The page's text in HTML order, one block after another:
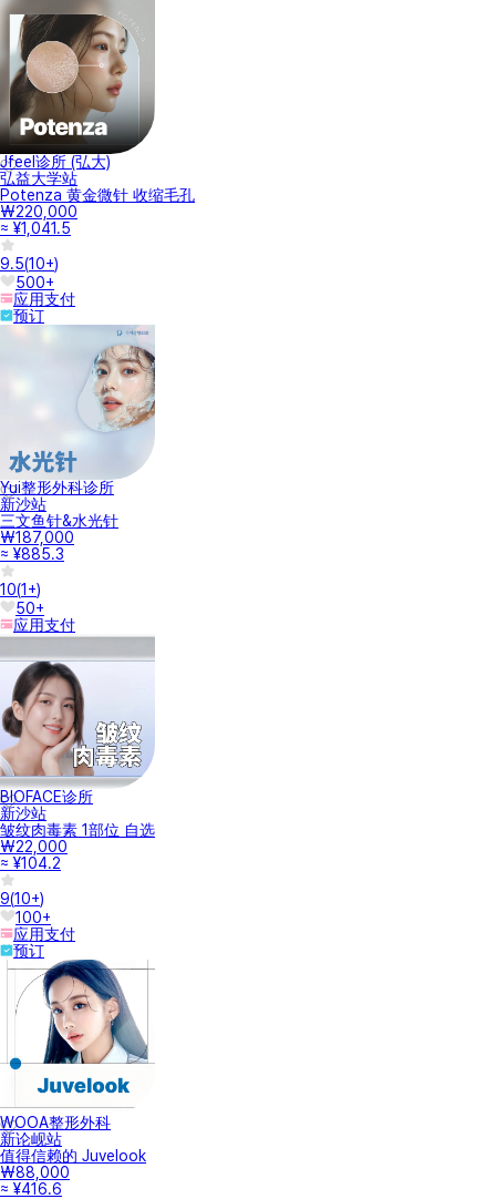
Jfeel诊所 (弘大)
弘益大学站
Potenza 黄金微针 收缩毛孔
₩220,000
≈ ¥1,041.5
9.5(10+)
500+
应用支付
预订
Yui整形外科诊所
新沙站
三文鱼针&水光针
₩187,000
≈ ¥885.3
10(1+)
50+
应用支付
BIOFACE诊所
新沙站
皱纹肉毒素 1部位 自选
₩22,000
≈ ¥104.2
9(10+)
100+
应用支付
预订
WOOA整形外科
新论岘站
值得信赖的 Juvelook
₩88,000
≈ ¥416.6